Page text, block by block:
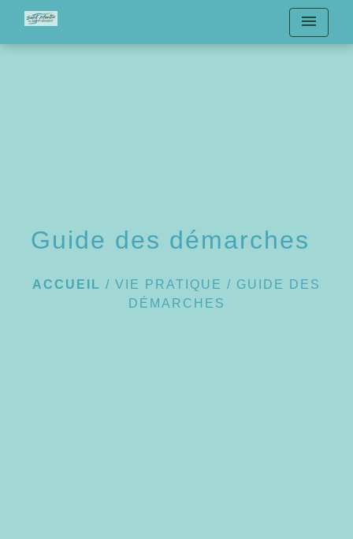
menu
Guide des démarches
ACCUEIL / VIE PRATIQUE / GUIDE DES
DÉMARCHES